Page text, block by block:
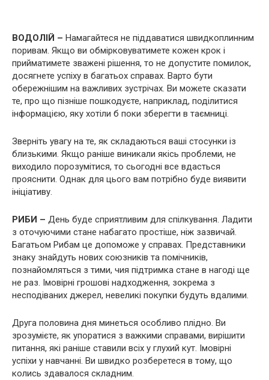
ВОДОЛІЙ – Намагайтеся не піддаватися швидкоплинним
поривам. Якщо ви обмірковуватимете кожен крок і
прийматимете зважені рішення, то не допустите помилок,
досягнете успіху в багатьох справах. Варто бути
обережнішим на важливих зустрічах. Ви можете сказати
те, про що пізніше пошкодуєте, наприклад, поділитися
інформацією, яку хотіли б поки зберегти в таємниці.
Зверніть увагу на те, як складаються ваші стосунки із
близькими. Якщо раніше виникали якісь проблеми, не
виходило порозумітися, то сьогодні все вдасться
прояснити. Однак для цього вам потрібно буде виявити
ініціативу.
РИБИ – День буде сприятливим для спілкування. Ладити
з оточуючими стане набагато простіше, ніж зазвичай.
Багатьом Рибам це допоможе у справах. Представники
знаку знайдуть нових союзників та помічників,
познайомляться з тими, чия підтримка стане в нагоді ще
не раз. Імовірні грошові надходження, зокрема з
несподіваних джерел, невеликі покупки будуть вдалими.
Друга половина дня минеться особливо плідно. Ви
зрозумієте, як упоратися з важкими справами, вирішити
питання, які раніше ставили всіх у глухий кут. Імовірні
успіхи у навчанні. Ви швидко розберетеся в тому, що
колись здавалося складним.